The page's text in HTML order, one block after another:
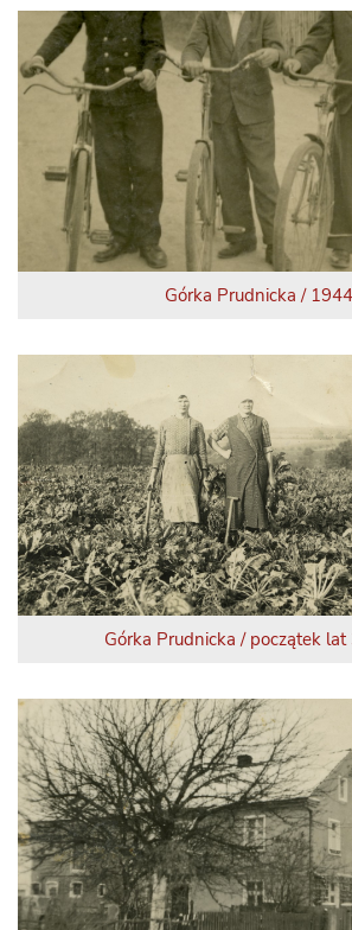
Górka Prudnicka /
Górka Prudnicka / początek lat